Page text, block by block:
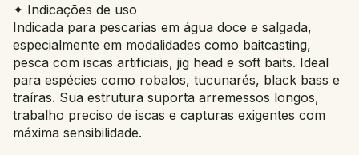
✦ Indicações de uso
Indicada para pescarias em água doce e salgada,
especialmente em modalidades como baitcasting,
pesca com iscas artificiais, jig head e soft baits. Ideal
para espécies como robalos, tucunarés, black bass e
traíras. Sua estrutura suporta arremessos longos,
trabalho preciso de iscas e capturas exigentes com
máxima sensibilidade.